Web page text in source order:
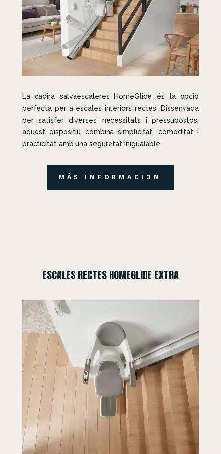
La cadira salvaescaleres HomeGlide és la opció
perfecta per a escales interiors rectes. Dissenyada
per satisfer diverses necessitats i pressupostos,
aquest dispositiu combina simplicitat, comoditat i
practicitat amb una seguretat inigualable
MÁS INFORMACION
ESCALES RECTES HOMEGLIDE EXTRA